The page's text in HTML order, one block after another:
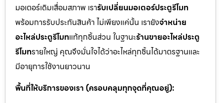
มอเตอร์เดิมเสื่อมสภาพ เรารับเปลี่ยนมอเตอร์ประตูรีโมท
พร้อมการรับประกันสินค้า ไม่เพียงแค่นั้น เรายังจำหน่าย
อะไหล่ประตูรีโมทแท้ทุกชิ้นส่วน ในฐานะร้านขายอะไหล่ประตู
รีโมทรายใหญ่ คุณจึงมั่นใจได้ว่าอะไหล่ทุกชิ้นได้มาตรฐานและ
มีอายุการใช้งานยาวนาน
พื้นที่ให้บริการของเรา (ครอบคลุมทุกจุดที่คุณอยู่):